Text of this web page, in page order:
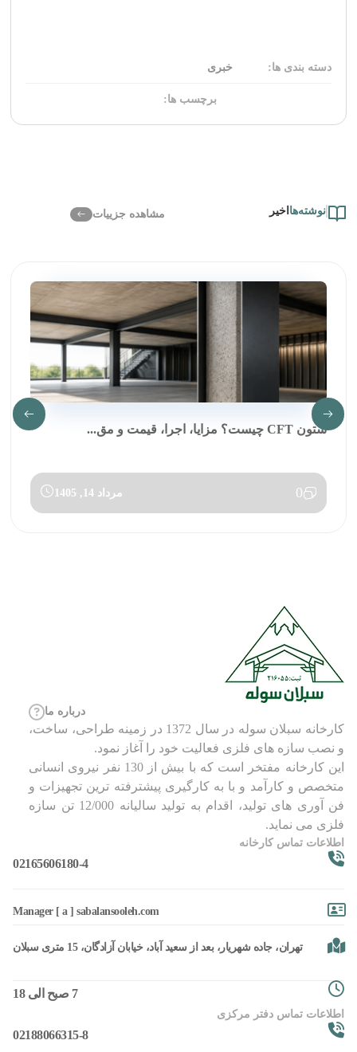
دسته بندی ها: خبری
برچسب ها:
نوشته‌ها اخیر مشاهده جزییات
ستون CFT چیست؟ مزایا، اجرا، قیمت و مق...
0 مرداد 14, 1405
درباره ما
کارخانه سبلان سوله در سال 1372 در زمینه طراحی، ساخت،
و نصب سازه های فلزی فعالیت خود را آغاز نمود.
این کارخانه مفتخر است که با بیش از 130 نفر نیروی انسانی
متخصص و کارآمد و با به کارگیری پیشترفته ترین تجهیزات و
فن آوری های تولید، اقدام به تولید سالیانه 12/000 تن سازه
فلزی می نماید.
اطلاعات تماس کارخانه
02165606180-4
Manager [ a ] sabalansooleh.com
تهران، جاده شهریار، بعد از سعید آباد، خیابان آزادگان، 15 متری سبلان
7 صبح الی 18
اطلاعات تماس دفتر مرکزی
02188066315-8